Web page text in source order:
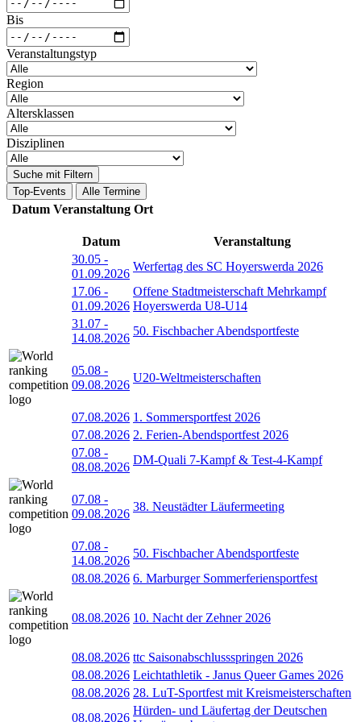
Bis
Veranstaltungstyp
Region
Altersklassen
Disziplinen
Suche mit Filtern
Top-Events
Alle Termine
Datum Veranstaltung Ort
Datum
Veranstaltung
30.05 -
01.09.2026
Werfertag des SC Hoyerswerda 2026
17.06 -
01.09.2026
Offene Stadtmeisterschaft Mehrkampf
Hoyerswerda U8-U14
31.07 -
14.08.2026
50. Fischbacher Abendsportfeste
05.08 -
09.08.2026
U20-Weltmeisterschaften
07.08.2026 1. Sommersportfest 2026
07.08.2026 2. Ferien-Abendsportfest 2026
07.08 -
08.08.2026
DM-Quali 7-Kampf & Test-4-Kampf
07.08 -
09.08.2026
38. Neustädter Läufermeeting
07.08 -
14.08.2026
50. Fischbacher Abendsportfeste
08.08.2026 6. Marburger Sommerferiensportfest
08.08.2026 10. Nacht der Zehner 2026
08.08.2026 ttc Saisonabschlussspringen 2026
08.08.2026 Leichtathletik - Janus Queer Games 2026
08.08.2026 28. LuT-Sportfest mit Kreismeisterschaften
08.08.2026
Hürden- und Läufertag der Deutschen